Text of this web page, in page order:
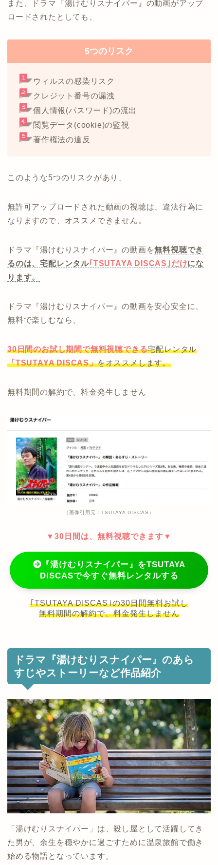
また、ドラマ『湯けむりスナイパー』の動画がアップ
ロードされたとしても、
5つのリスク
ウィルスの感染リスク
クレジット番号の漏洩
個人情報(パスワード)の流出
閲覧データ(cookie)の監視
著作権法の違反
このような5つのリスクがあり、
無許可アップロードされた動画の視聴は、違法行為に
なりますので、オススメできません。
ドラマ『湯けむりスナイパー』の動画を無料視聴でき
るのは、宅配レンタル｢TSUTAYA DISCAS｣だけにな
ります。
ドラマ『湯けむりスナイパー』の動画を安心安全に、
無料で楽しむなら、
30日間のお試し期間で無料視聴できる宅配レンタル
「TSUTAYA DISCAS」をオススメします。
無料期間の解約で、料金発生しません
（画像引用元：TSUTAYA DISCAS）
▼30日間は、無料視聴できます▼
『湯けむりスナイパー』をTSUTAYA
DISCASで今すぐ無料レンタルする
｢TSUTAYA DISCAS｣の30日間無料お試し
無料期間の解約で、料金発生しません
ドラマ『湯けむりスナイパー』のあら
すじやストーリーなど作品紹介
「湯けむりスナイパー」は、殺し屋として活躍してき
た男が、余生を穏やかに過ごすために温泉旅館で働き
始める物語となっています。